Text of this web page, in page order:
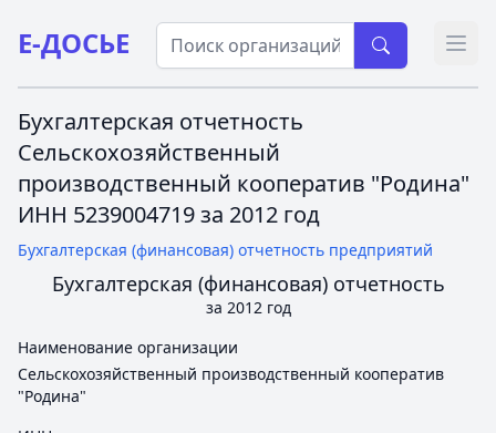
Е-ДОСЬЕ
Бухгалтерская отчетность
Сельскохозяйственный
производственный кооператив "Родина"
ИНН 5239004719 за 2012 год
Бухгалтерская (финансовая) отчетность предприятий
Бухгалтерская (финансовая) отчетность
за 2012 год
Наименование организации
Сельскохозяйственный производственный кооператив
"Родина"